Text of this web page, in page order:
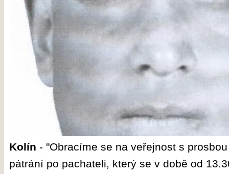
Kolín - "Obracíme se na veřejnost s
pátrání po pachateli, který se v době od